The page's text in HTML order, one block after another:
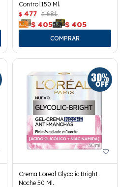
Control 150 Ml.
$ 477 $ 681
$ 405 $ 405
Crema Loreal Glycolic Bright
Noche 50 Ml.